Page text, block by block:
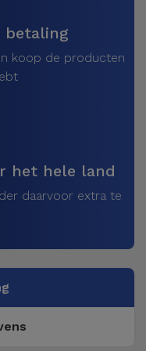
betaling
koop de producten
het hele land
daarvoor extra te